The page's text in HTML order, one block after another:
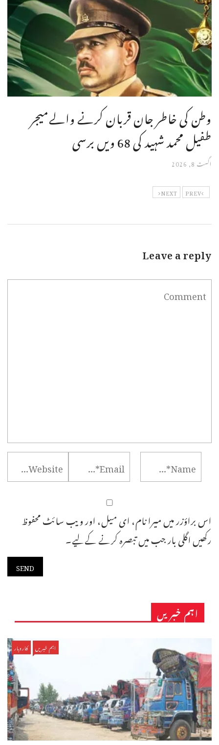
وطن کی خاطر جان قربان کرنے والےمیجر
طفیل محمد شہید کی 68 ویں برسی
اگست 8, 2026
PREV
NEXT
Leave a reply
اس براؤزر میں میرا نام، ای میل، اور ویب سائٹ محفوظ
رکھیں اگلی بار جب میں تبصرہ کرنے کےلیے۔
اہم خبریں
اہم خبریں کاروبار